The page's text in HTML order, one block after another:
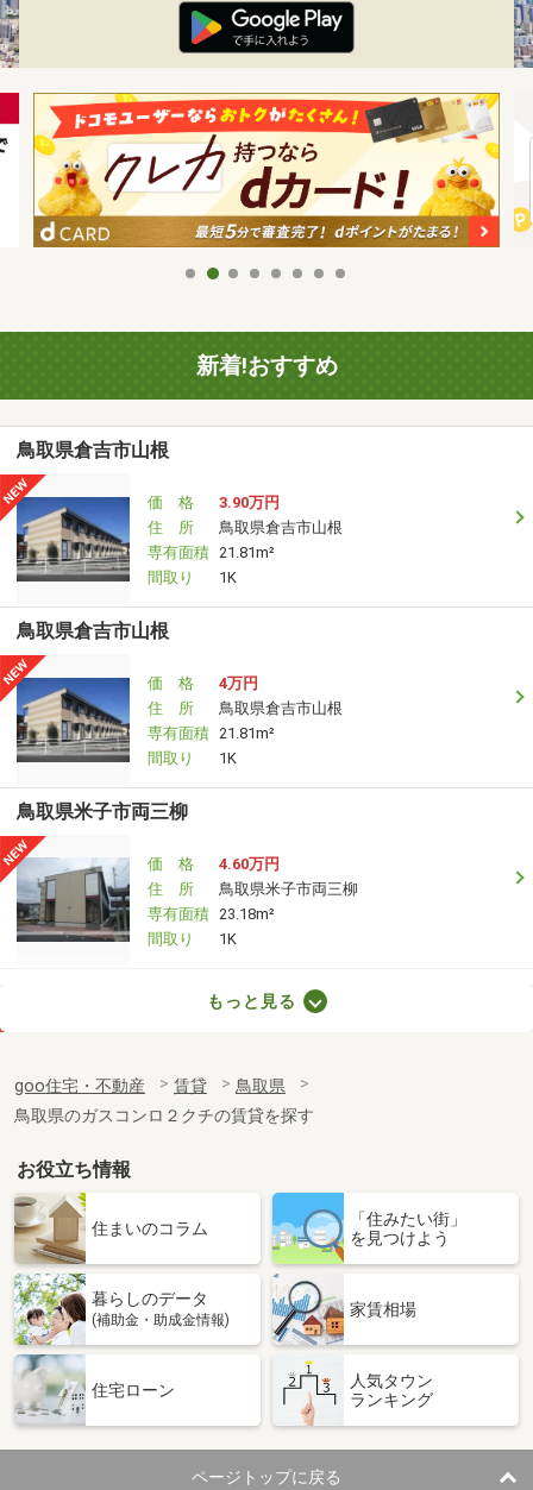
新着!おすすめ
鳥取県倉吉市山根
価 格
3.90万円
住 所
鳥取県倉吉市山根
専有面積 21.81m²
間取り
1K
鳥取県倉吉市山根
価 格
4万円
住 所
鳥取県倉吉市山根
専有面積 21.81m²
間取り
1K
鳥取県米子市両三柳
価 格
4.60万円
住 所
鳥取県米子市両三柳
専有面積 23.18m²
間取り
1K
専有面積
23.18m²
間取り
1K
鳥取県米子市両三柳
価 格
4.40万円
鳥取県米子市両三柳
専有面積 23.18m²
間取り
鳥取県米子市淀江町佐陀
住 所
鳥取県米子市淀江町佐陀
専有面積 58.86m²
間取り
2LDK
もっと見る
goo住宅・不動産 賃貸
鳥取県
鳥取県のガスコンロ２クチの賃貸を探す
お役立ち情報
住まいのコラム
「住みたい街」
を見つけよう
暮らしのデータ
(補助金・助成金情報)
家賃相場
住宅ローン
人気タウン
ランキング
ページトップに戻る